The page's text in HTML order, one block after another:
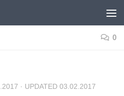
0
· UPDATED 03.02.2017